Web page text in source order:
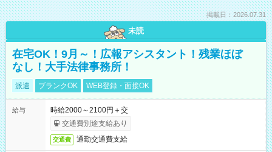
掲載日：2026.07.31
未読
在宅OK！9月～！広報アシスタント！残業ほぼ
なし！大手法律事務所！
派遣 ブランクOK WEB登録・面接OK
給与
時給2000～2100円＋交
交通費別途支給あり
交通費 通勤交通費支給